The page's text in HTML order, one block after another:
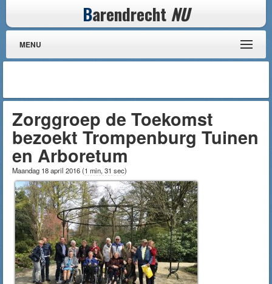
Barendrecht NU
MENU
Zorggroep de Toekomst
bezoekt Trompenburg Tuinen
en Arboretum
Maandag 18 april 2016(1 min, 31 sec)